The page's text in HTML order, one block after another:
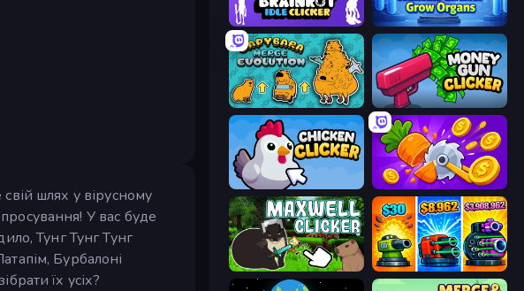
шлях у вірусному
У вас буде
Тунг Тунг Тунг
Бурбалоні
їх усіх?
Brainrot Idle Clicker Human Clicker: Grow Organs
Capybara Merge Evolution Money Gun Clicker
Chicken Clicker Farm Ring Idle
Maxwell Clicker Pumpkin Defense: Merge Cannon